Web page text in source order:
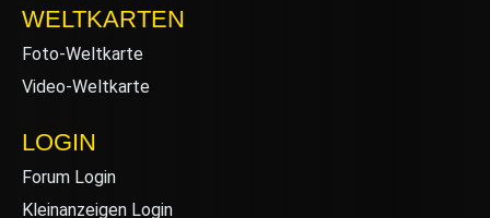
WELTKARTEN
Foto-Weltkarte
Video-Weltkarte
LOGIN
Forum Login
Kleinanzeigen Login